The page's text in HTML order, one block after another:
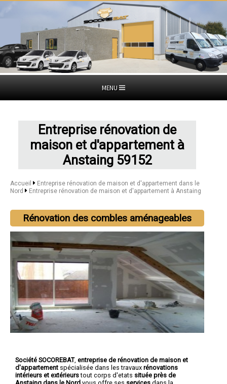
MENU
Entreprise rénovation de
maison et d'appartement à
Anstaing 59152
Accueil
Entreprise rénovation de maison et d'appartement dans le
Nord
Entreprise rénovation de maison et d'appartement à Anstaing
Rénovation des combles aménageables
Société SOCOREBAT, entreprise de rénovation de maison et
d'appartement spécialisée dans les travaux rénovations
intérieurs et extérieurstout corps d'etats située près de